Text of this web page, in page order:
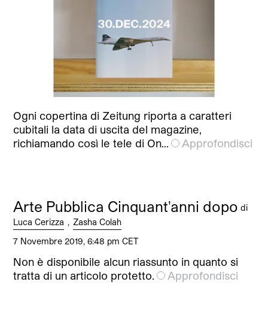
Ogni copertina di Zeitung riporta a caratteri
cubitali la data di uscita del magazine,
richiamando così le tele di On…
Approfondisci
Arte Pubblica Cinquant'anni dopo di
Luca Cerizza , Zasha Colah
7 Novembre 2019, 6:48 pm CET
Non è disponibile alcun riassunto in quanto si
tratta di un articolo protetto.
Approfondisci